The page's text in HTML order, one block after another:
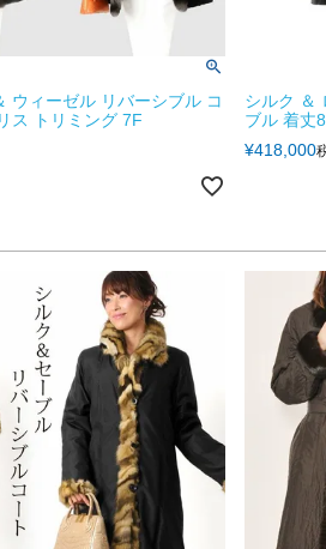
ウィーゼル リバーシブル コ
ス トリミング 7F
シルク ＆
ブル 着丈
¥418,000